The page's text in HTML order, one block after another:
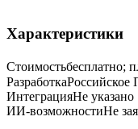
Характеристики
Стоимостьбесплатно;
Разработка
ИнтеграцияНе указано
ИИ-возможностиНе